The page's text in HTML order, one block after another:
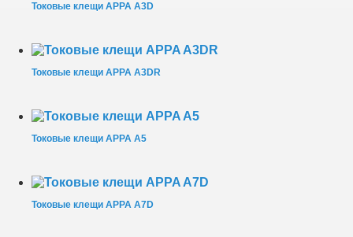
Токовые клещи APPA A3D
Токовые клещи APPA A3DR
Токовые клещи APPA A5
Токовые клещи APPA A7D